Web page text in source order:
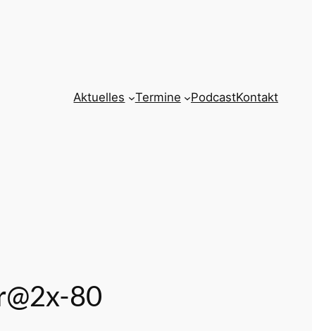
Aktuelles Termine PodcastKontakt
80